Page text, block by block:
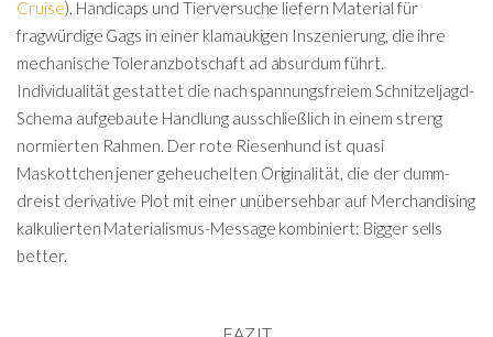
Cruise), Handicaps und Tierversuche liefern Material für
fragwürdige Gags in einer klamaukigen Inszenierung, die ihre
mechanische Toleranzbotschaft ad absurdum führt.
Individualität gestattet die nach spannungsfreiem Schnitzeljagd-
Schema aufgebaute Handlung ausschließlich in einem streng
normierten Rahmen. Der rote Riesenhund ist quasi
Maskottchen jener geheuchelten Originalität, die der dumm-
dreist derivative Plot mit einer unübersehbar auf Merchandising
kalkulierten Materialismus-Message kombiniert: Bigger sells
better.